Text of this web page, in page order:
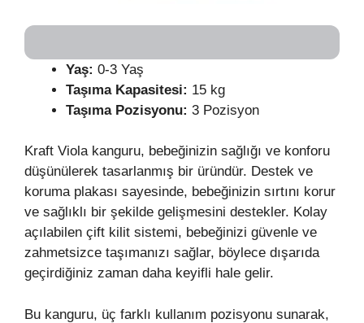
Yaş: 0-3 Yaş
Taşıma Kapasitesi: 15 kg
Taşıma Pozisyonu: 3 Pozisyon
Kraft Viola kanguru, bebeğinizin sağlığı ve konforu
düşünülerek tasarlanmış bir üründür. Destek ve
koruma plakası sayesinde, bebeğinizin sırtını korur
ve sağlıklı bir şekilde gelişmesini destekler. Kolay
açılabilen çift kilit sistemi, bebeğinizi güvenle ve
zahmetsizce taşımanızı sağlar, böylece dışarıda
geçirdiğiniz zaman daha keyifli hale gelir.
Bu kanguru, üç farklı kullanım pozisyonu sunarak,